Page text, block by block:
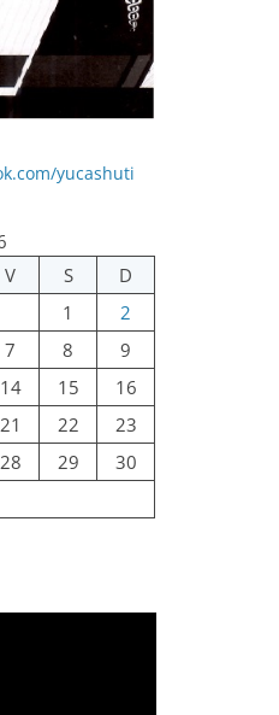
yucashuti
V S
D
1
2
7 8
9
14 15
16
21 22
23
28 29
30